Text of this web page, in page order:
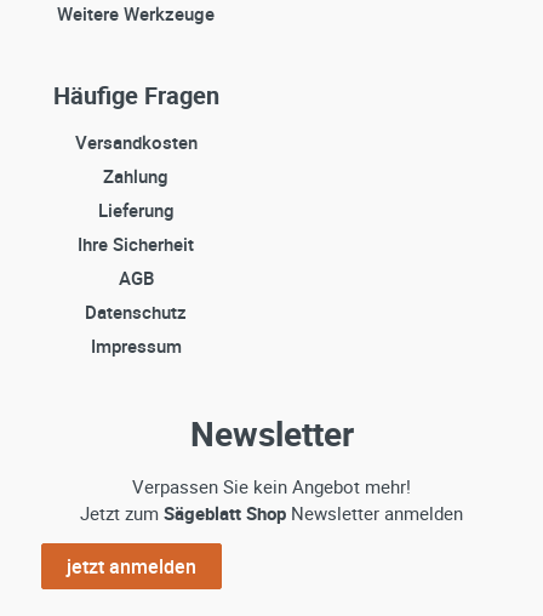
Weitere Werkzeuge
Häufige Fragen
Versandkosten
Zahlung
Lieferung
Ihre Sicherheit
AGB
Datenschutz
Impressum
Newsletter
Verpassen Sie kein Angebot mehr!
Jetzt zum Sägeblatt Shop Newsletter anmelden
jetzt anmelden